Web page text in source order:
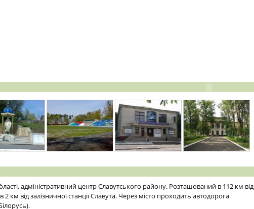
адміністративний центр Славутського району. Розташований в 112 км від
км від залізничної станції Славута. Через місто проходить автодорога